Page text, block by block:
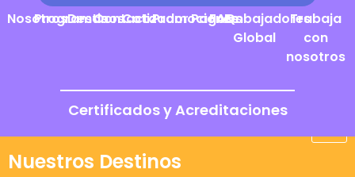
Nosotros
Programas
Destinos
Contacto
Cotizador
Promociones
Pagos
FAQs
Embajadores
Global
Trabaja
con
nosotros
Certificados y Acreditaciones
Nuestros Destinos